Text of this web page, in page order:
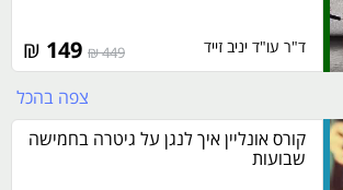
ד"ר עו"ד יניב זייד 449 ₪
₪
צפה בהכל
קורס אונליין איך לנגן על גיטרה בחמישה
שבועות